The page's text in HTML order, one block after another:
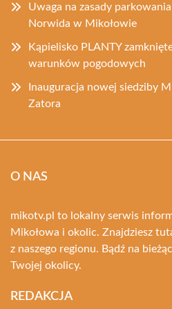
Uwaga na zasady
Norwida w Mikołowie
Kąpielisko PLANTY
warunków pogodowych
Inauguracja nowej siedziby
Zatora
O NAS
mikotv.pl to lokalny serwis
Mikołowa i okolic. Znajdziesz
z naszego regionu. Bądź na
Twojej okolicy.
REDAKCJA